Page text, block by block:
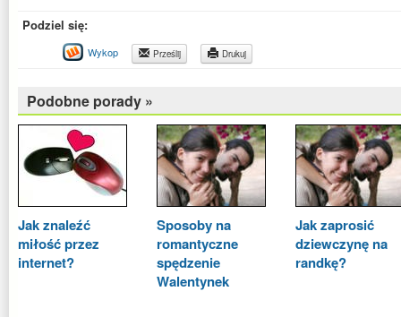
Podziel się:
Wykop Prześlij Drukuj
Podobne porady »
Jak znaleźć
miłość przez
internet?
Sposoby na
romantyczne
spędzenie
Walentynek
Jak zaprosić
dziewczynę na
randkę?